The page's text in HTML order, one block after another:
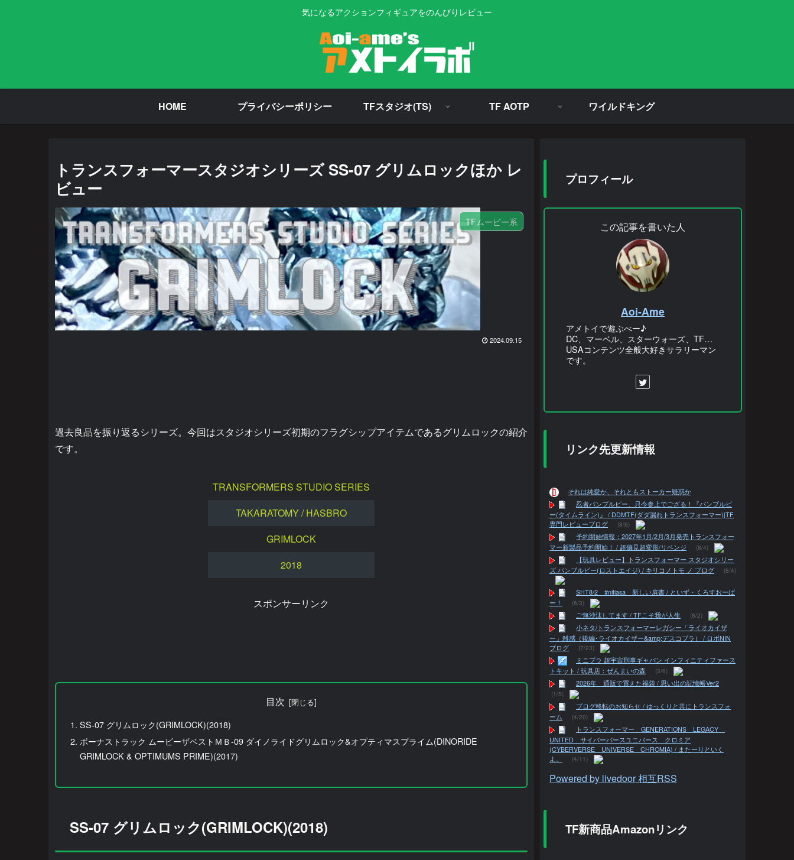
気になるアクションフィギュアをのんびりレビュー
HOME プライバシーポリシー TFスタジオ(TS) TF AOTP ワイルドキング
トランスフォーマースタジオシリーズ SS-07 グリムロックほか レ
ビュー
TFムービー系
2024.09.15
過去良品を振り返るシリーズ。今回はスタジオシリーズ初期のフラグシップアイテムであるグリムロックの紹介
です。
TRANSFORMERS STUDIO SERIES
TAKARATOMY / HASBRO
GRIMLOCK
2018
スポンサーリンク
目次
SS-07 グリムロック(GRIMLOCK)(2018)
ボーナストラック ムービーザベストＭＢ-09 ダイノライドグリムロック&オプティマスプライム(DINORIDE
GRIMLOCK & OPTIMUMS PRIME)(2017)
SS-07 グリムロック(GRIMLOCK)(2018)
プロフィール
この記事を書いた人
Aoi-Ame
アメトイで遊ぶべー♪
DC、マーベル、スターウォーズ、TF…
USAコンテンツ全般大好きサラリーマン
です。
リンク先更新情報
それは純愛か、それともストーカー疑惑か
忍者バンブルビー、只今参上でござる！『バンブルビ
ー(タイムライン)』 / DDMTF(ダダ漏れトランスフォーマー)|TF
専門レビューブログ
(8/6)
予約開始情報：2027年1月/2月/3月発売トランスフォー
マー新製品予約開始！ / 超偏見超変形/リベンジ
(8/4)
【玩具レビュー】トランスフォーマー スタジオシリー
ズ バンブルビー(ロストエイジ) / キリコノトモ ノ ブログ
(8/4)
SHT8/2 #nitiasa 新しい肩書 / といず・くろすおーば
ー！
(8/3)
ご無沙汰してます / TFこそ我が人生 (8/2)
小ネタ/トランスフォーマーレガシー「ライオカイザ
ー」雑感（後編･ライオカイザー&amp;デスコブラ） / ロボNIN
ブログ
(7/23)
ミニプラ 超宇宙刑事ギャバン インフィニティファース
トキット / 玩具店：ぜんまいの森
(3/6)
2026年 通販で買えた福袋 / 思い出の記憶帳Ver2
(1/5)
ブログ移転のお知らせ / ゆっくりと共にトランスフォ
ーム
(4/20)
トランスフォーマー GENERATIONS LEGACY
UNITED サイバーバースユニバース クロミア
(CYBERVERSE UNIVERSE CHROMIA) / またーりといく
よ。
(4/11)
Powered by livedoor 相互RSS
TF新商品Amazonリンク